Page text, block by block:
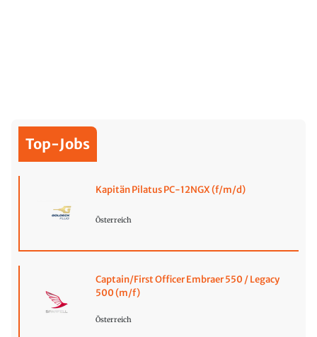
Top-Jobs
Kapitän Pilatus PC-12NGX (f/m/d)
Österreich
Captain/First Officer Embraer 550 / Legacy
500 (m/f)
Österreich